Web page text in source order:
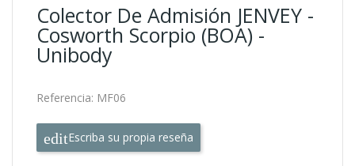
Colector De Admisión JENVEY -
Cosworth Scorpio (BOA) -
Unibody
Referencia: MF06
Escriba su propia reseña